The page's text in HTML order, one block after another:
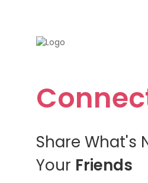
Share What's
Your Friends